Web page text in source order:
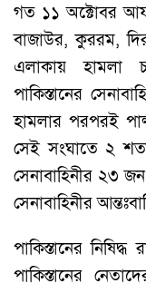
গত ১১ অক্টোবর
বাজাউর, কুররম,
এলাকায় হামলা
পাকিস্তানের
হামলার পরপরই
সেই সংঘাতে ২
সেনাবাহিনীর ২৩
সেনাবাহিনীর
পাকিস্তানের
পাকিস্তানের